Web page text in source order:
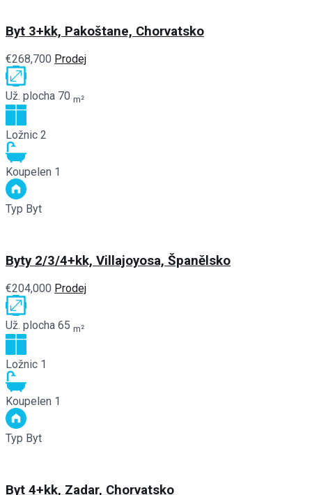
Byt 3+kk, Pakoštane, Chorvatsko
€268,700 Prodej
Už. plocha 70 m²
Ložnic 2
Koupelen 1
Typ Byt
Byty 2/3/4+kk, Villajoyosa, Španělsko
€204,000 Prodej
Už. plocha 65 m²
Ložnic 1
Koupelen 1
Typ Byt
Byt 4+kk, Zadar, Chorvatsko